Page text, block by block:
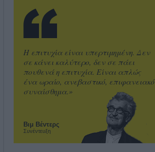
Βιμ Βέντερς
Συνέντευξη
Η επιτυχία είναι υπερτιμημένη. Δεν
σε κάνει καλύτερο, δεν σε πάει
πουθενά η επιτυχία. Είναι απλώς
ένα ωραίο, ανεβαστικό, επιφανειακό
συναίσθημα.»